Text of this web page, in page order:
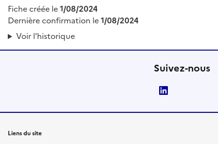
Fiche créée le1/08/2024
Dernière confirmation le1/08/2024
Voir l'historique
Suivez-nous
Liens du site